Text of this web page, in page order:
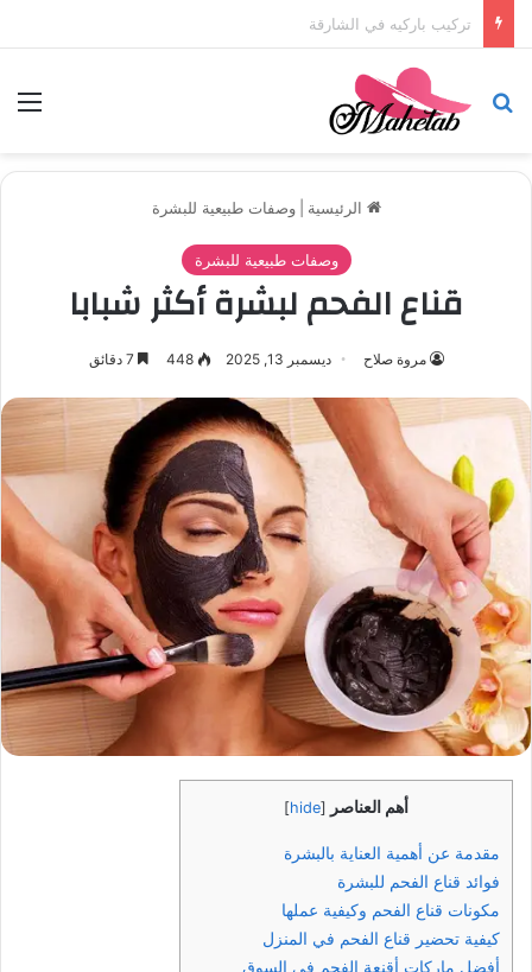
تركيب باركيه في أبوظبي
بحث عن
الرئيسية وصفات طبيعية للبشرة
وصفات طبيعية للبشرة
قناع الفحم لبشرة أكثر شبابا
مروة صلاح ديسمبر 13, 2025 448
أهم العناصر [
hide
]
مقدمة عن أهمية العناية بالبشرة
فوائد قناع الفحم للبشرة
مكونات قناع الفحم وكيفية عملها
كيفية تحضير قناع الفحم في المنزل
أفضل ماركات أقنعة الفحم في السوق